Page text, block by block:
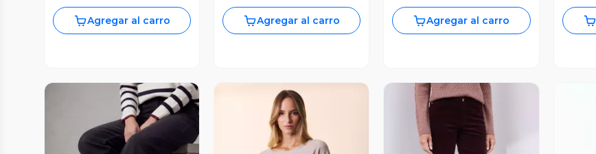
Agregar al carro Agregar al carro Agregar al carro